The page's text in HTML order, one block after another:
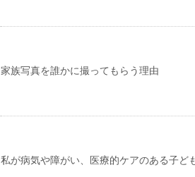
家族写真を誰かに撮ってもらう理由
私が病気や障がい、医療的ケアのある子ど